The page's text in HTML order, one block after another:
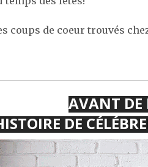
coups de coeur trouvés